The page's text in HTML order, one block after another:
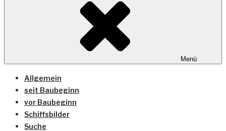
Menü
Allgemein
seit Baubeginn
vor Baubeginn
Schiffsbilder
Suche